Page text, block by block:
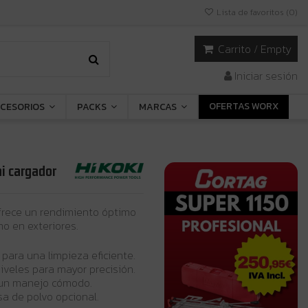
Lista de favoritos (0)
Carrito / Empty
Iniciar sesión
PACKS MARCAS OFERTAS WORX
cargador
un rendimiento óptimo
en exteriores.
una limpieza eficiente.
para mayor precisión.
manejo cómodo.
de polvo opcional.